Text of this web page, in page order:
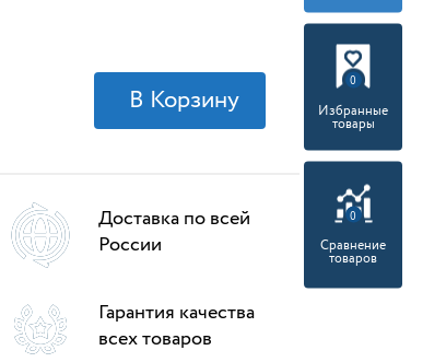
Доставка по всей
России
Гарантия качества
всех товаров
0
Избранные
товары
0
Сравнение
товаров